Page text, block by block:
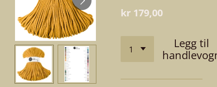
kr 179,00
Legg til